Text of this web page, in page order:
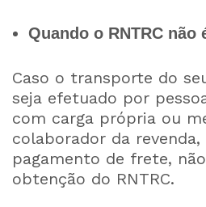
Quando o RNTRC
Caso o transporte do
seja efetuado por
com carga própria ou
colaborador da
pagamento de frete,
obtenção do RNTRC.